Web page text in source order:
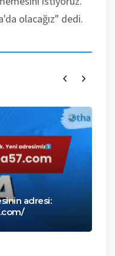
olacağız" dedi.
adresi: